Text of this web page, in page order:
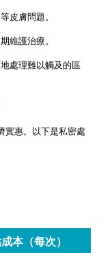
皮膚問題。
維護治療。
處理難以觸及的區
實惠。以下是私密處
本（每次）